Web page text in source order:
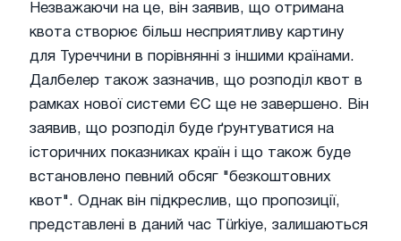
Незважаючи на це, він заявив, що отримана
квота створює більш несприятливу картину
для Туреччини в порівнянні з іншими країнами.
Далбелер також зазначив, що розподіл квот в
рамках нової системи ЄС ще не завершено. Він
заявив, що розподіл буде ґрунтуватися на
історичних показниках країн і що також буде
встановлено певний обсяг "безкоштовних
квот". Однак він підкреслив, що пропозиції,
представлені в даний час Türkiye, залишаються